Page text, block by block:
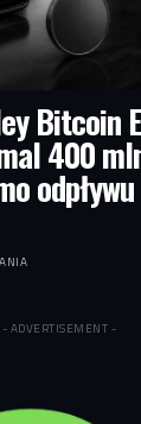
Bitcoin
400
- ADVERTISEMENT -